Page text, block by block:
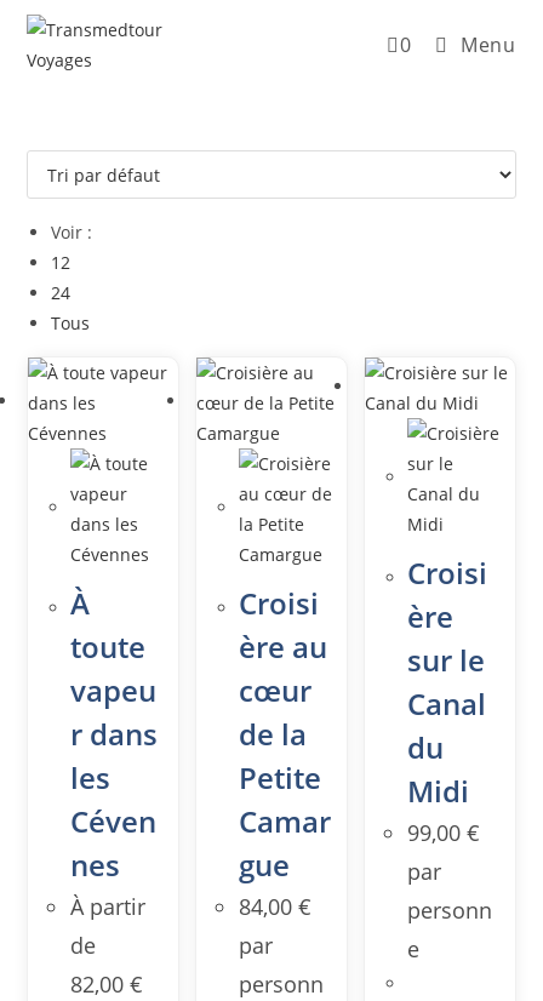
0 Menu
Voir :
12
24
Tous
À
toute
vapeu
r dans
les
Céven
nes
À partir
de
82,00€
Croisi
ère au
cœur
de la
Petite
Camar
gue
84,00 €
par
personn
Croisi
ère
sur le
Canal
du
Midi
99,00 €
par
personn
e